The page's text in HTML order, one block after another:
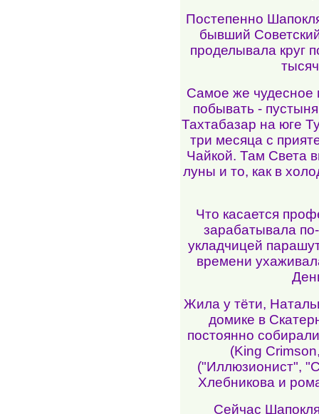
Постепенно
бывший
проделывала круг
Самое же чудесное
побывать -
Тахтабазар на юге
три месяца с
Чайкой. Там Света
луны и то, как в
Что касается
зарабатывала
укладчицей
времени
Жила у тёти,
домике в
постоянно
(King
("Иллюзионист",
Хлебникова и
Сейчас